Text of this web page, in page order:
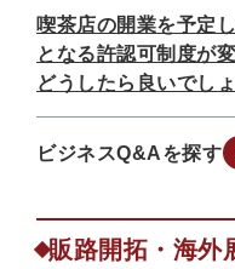
喫茶店の開業を予定
となる許認可制度が
どうしたら良いでし
ビジネスQ&Aを探す
販路開拓・海外